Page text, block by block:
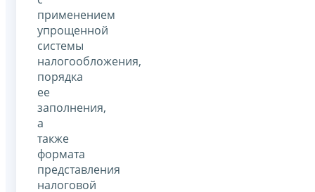
применением
упрощенной
системы
налогообложения,
порядка
ее
заполнения,
а
также
формата
представления
налоговой